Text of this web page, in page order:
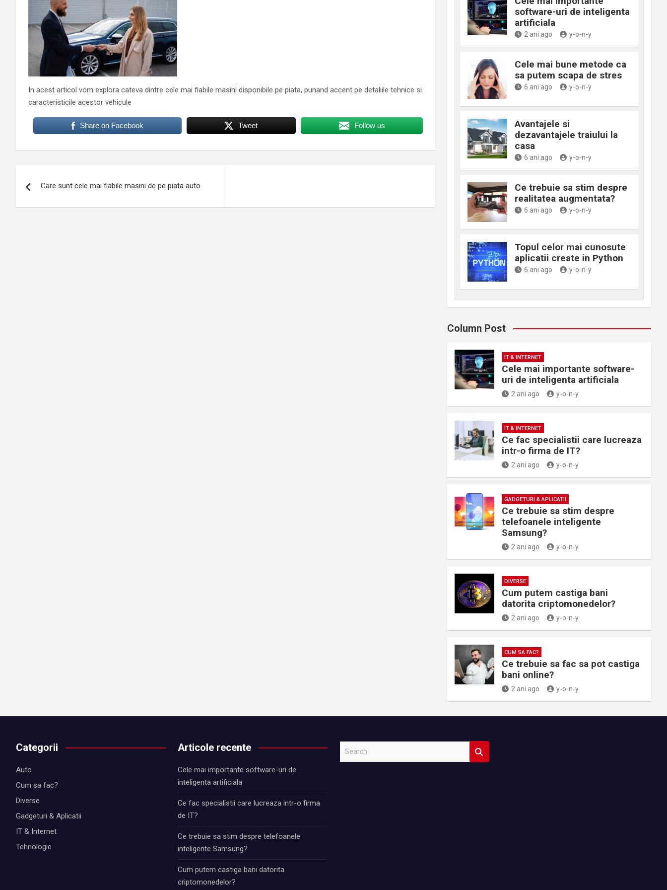
In acest articol vom explora cateva dintre cele mai fiabile masini disponibile pe piata, punand accent pe detaliile tehnice si
caracteristicile acestor vehicule
Share on Facebook Tweet Follow us
în
Care sunt cele mai fiabile masini de pe piata auto
software-uri de inteligenta
artificiala
2 ani ago y-o-n-y
Cele mai bune metode ca
sa putem scapa de stres
6 ani ago y-o-n-y
Avantajele si
dezavantajele traiului la
casa
6 ani ago y-o-n-y
Ce trebuie sa stim despre
realitatea augmentata?
6 ani ago y-o-n-y
Topul celor mai cunosute
aplicatii create in Python
6 ani ago y-o-n-y
Column Post
IT & INTERNET
Cele mai importante software-
uri de inteligenta artificiala
2 ani ago y-o-n-y
IT & INTERNET
Ce fac specialistii care lucreaza
intr-o firma de IT?
2 ani ago y-o-n-y
GADGETURI & APLICATII
Ce trebuie sa stim despre
telefoanele inteligente
Samsung?
2 ani ago y-o-n-y
DIVERSE
Cum putem castiga bani
datorita criptomonedelor?
2 ani ago y-o-n-y
CUM SA FAC?
Ce trebuie sa fac sa pot castiga
bani online?
2 ani ago y-o-n-y
Categorii
Auto
Cum sa fac?
Diverse
Gadgeturi & Aplicatii
IT & Internet
Tehnologie
Articole recente
Cele mai importante software-uri de
inteligenta artificiala
Ce fac specialistii care lucreaza intr-o firma
de IT?
Ce trebuie sa stim despre telefoanele
inteligente Samsung?
Cum putem castiga bani datorita
criptomonedelor?